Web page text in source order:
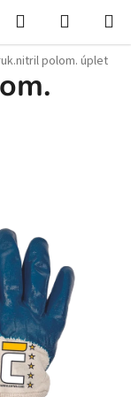
Hľadať
KOŠÍK
polom. úplet